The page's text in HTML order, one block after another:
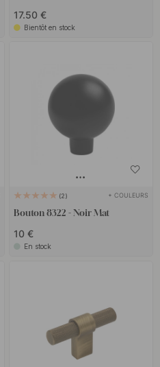
17.50 €
Bientôt en stock
2 + COULEURS
Bouton 8322 - Noir Mat
10 €
En stock